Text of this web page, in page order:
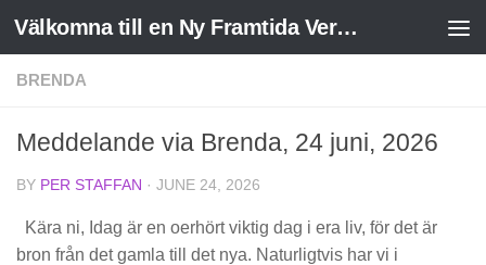
Skip to content Välkomna till en Ny Framtida Verklighet
BRENDA
Meddelande via Brenda, 24 juni, 2026
BY PER STAFFAN · JUNE 24, 2026
Kära ni, Idag är en oerhört viktig dag i era liv, för det är
bron från det gamla till det nya. Naturligtvis har vi i